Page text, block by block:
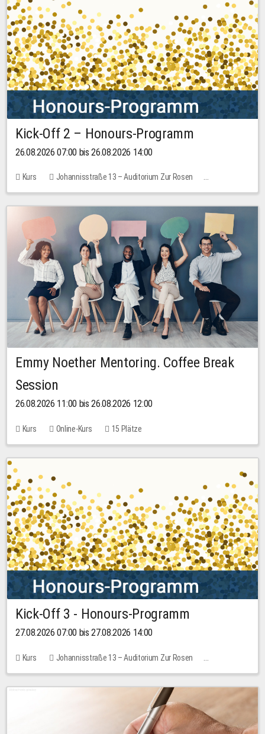
Kick-Off 2 – Honours-Programm
26.08.2026 07:00 bis 26.08.2026 14:00
Kurs
Johannisstraße 13 – Auditorium Zur Rosen
Keine freien Plätze
Emmy Noether Mentoring. Coffee Break
Session
26.08.2026 11:00 bis 26.08.2026 12:00
Kurs Online-Kurs 15 Plätze
Kick-Off 3 - Honours-Programm
27.08.2026 07:00 bis 27.08.2026 14:00
Kurs
Johannisstraße 13 – Auditorium Zur Rosen
11 Plätze